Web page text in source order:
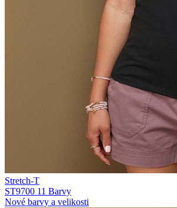
Stretch-T
ST9700 11 Barvy
Nové barvy a velikosti